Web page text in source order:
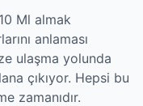
Ml almak
anlaması
ulaşma yolunda
çıkıyor. Hepsi bu
zamanıdır.